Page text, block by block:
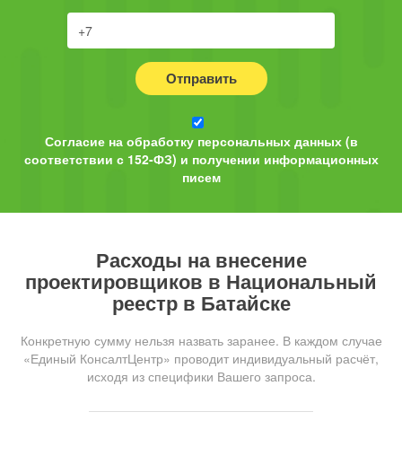
Отправить
Согласие на обработку персональных данных (в
соответствии с 152-ФЗ) и получении информационных
писем
Расходы на внесение
проектировщиков в Национальный
реестр в Батайске
Конкретную сумму нельзя назвать заранее. В каждом случае
«Единый КонсалтЦентр» проводит индивидуальный расчёт,
исходя из специфики Вашего запроса.